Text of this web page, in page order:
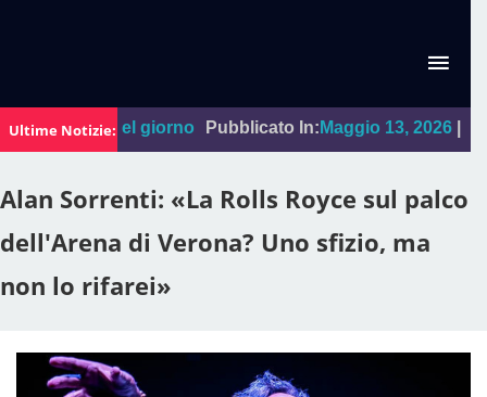
Ultime Notizie:
La foto del giorno Pubblicato In:Maggio 13, 2026| "Sal
Alan Sorrenti: «La Rolls Royce sul palco
dell'Arena di Verona? Uno sfizio, ma
non lo rifarei»